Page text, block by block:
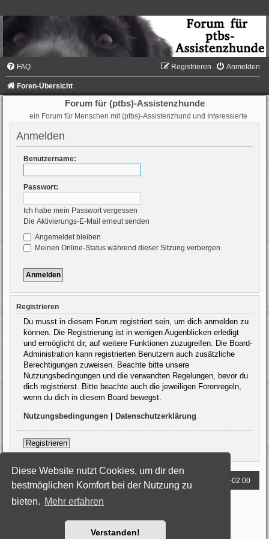
Diese Website nutzt Cookies, um dir den
bestmöglichen Komfort bei der Nutzung zu
bieten. Mehr erfahren
Verstanden!
FAQ Anmelden
Registrieren
Foren-Übersicht
Forum für (ptbs)-Assistenzhunde
ein Forum für Menschen mit (ptbs)-Assistenzhund und Interessierte
Anmelden
Benutzername:
Passwort:
Ich habe mein Passwort vergessen
Die Aktivierungs-E-Mail erneut senden
Angemeldet bleiben
Meinen Online-Status während dieser Sitzung verbergen
Registrieren
Du musst in diesem Forum registriert sein, um dich anmelden zu
können. Die Registrierung ist in wenigen Augenblicken erledigt
und ermöglicht dir, auf weitere Funktionen zuzugreifen. Die Board-
Administration kann registrierten Benutzern auch zusätzliche
Berechtigungen zuweisen. Beachte bitte unsere
Nutzungsbedingungen und die verwandten Regelungen, bevor du
dich registrierst. Bitte beachte auch die jeweiligen Forenregeln,
wenn du dich in diesem Board bewegst.
Nutzungsbedingungen Datenschutzerklärung
Registrieren
Foren-Übersicht UTC+02:00
Powered byphpBB® Forum Software © phpBB Limited
Style: Black-Silver by Joyce&LunaphpBB-Style-Design
Nutzungsbedingungen